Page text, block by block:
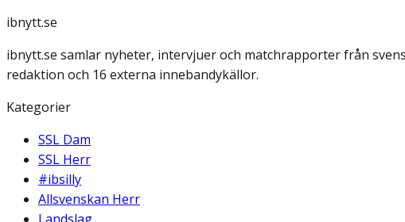
ibnytt.se
ibnytt.se samlar nyheter, intervjuer och matchrapporter från
redaktion och 16 externa innebandykällor.
Kategorier
SSL Dam
SSL Herr
#ibsilly
Allsvenskan Herr